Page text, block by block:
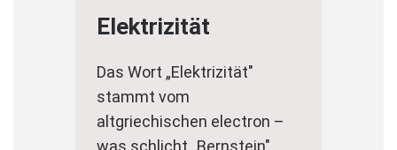
Elektrizität
Das Wort „Elektrizität"
stammt vom
altgriechischen electron –
was schlicht „Bernstein"